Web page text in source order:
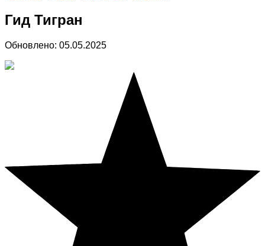
Гид Тигран
Обновлено: 05.05.2025